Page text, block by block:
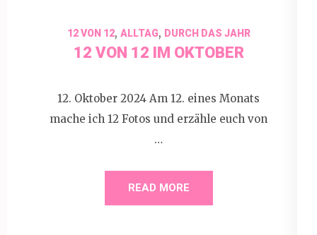
12 VON 12, ALLTAG, DURCH DAS JAHR
12 VON 12 IM OKTOBER
12. Oktober 2024 Am 12. eines Monats
mache ich 12 Fotos und erzähle euch von
…
READ MORE